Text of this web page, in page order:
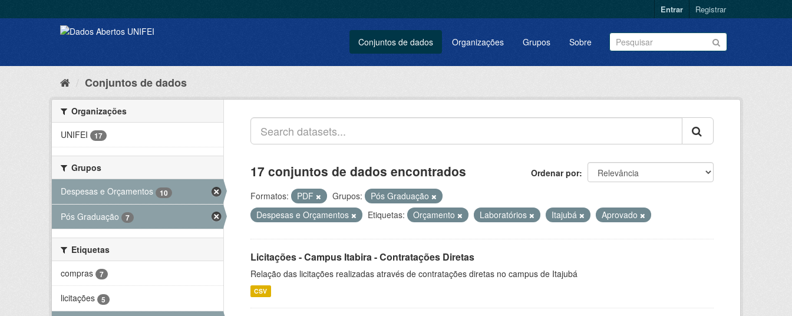
Entrar Registrar
Conjuntos de dados Organizações Grupos Sobre
Conjuntos de dados
Organizações
UNIFEI
17
Grupos
Despesas e Orçamentos
10
Pós Graduação 7
Etiquetas
compras
7
licitações 5
Ordenar por
17 conjuntos de dados encontrados
Formatos: PDF Grupos:
Pós Graduação
Despesas e Orçamentos
Etiquetas: Orçamento Laboratórios Itajubá Aprovado
Licitações - Campus Itabira - Contratações Diretas
Relação das licitações realizadas através de contratações diretas no campus de Itajubá
CSV